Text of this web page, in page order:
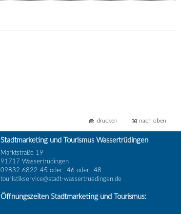
drucken nach oben
Stadtmarketing und Tourismus Wassertrüdingen
Marktstraße 19
91717 Wassertrüdingen
09832 6822-45 oder -46 oder -48
touristikservice@stadt-wassertruedingen.de
Öffnungszeiten Stadtmarketing und Tourismus: